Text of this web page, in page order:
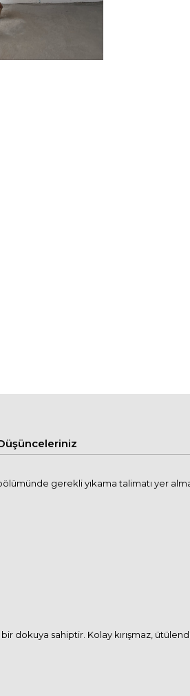
gerekli yıkama talimatı yer
dokuya sahiptir. Kolay kırışmaz,